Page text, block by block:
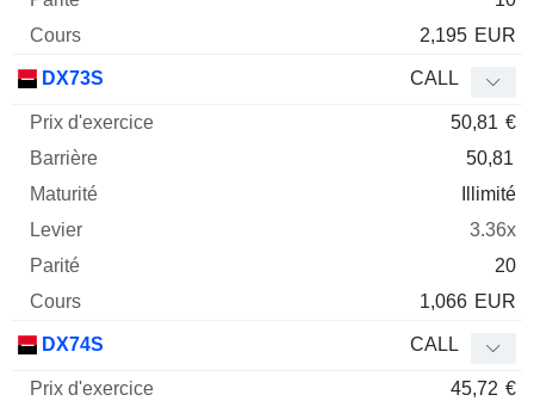
2,195 EUR
DX73S CALL
50,81 €
50,81
Illimité
3.36x
20
1,066 EUR
DX74S CALL
45,72 €